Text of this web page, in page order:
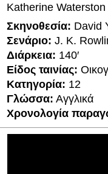
Katherine
Σκηνοθεσία: David
Σενάριο: J. K.
Διάρκεια: 140′
Είδος ταινίας:
Κατηγορία: 12
Γλώσσα: Αγγλικά
Χρονολογία